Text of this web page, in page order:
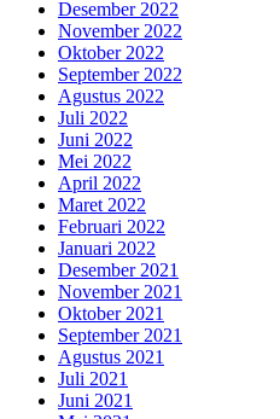
Desember 2022
November 2022
Oktober 2022
September 2022
Agustus 2022
Juli 2022
Juni 2022
Mei 2022
April 2022
Maret 2022
Februari 2022
Januari 2022
Desember 2021
November 2021
Oktober 2021
September 2021
Agustus 2021
Juli 2021
Juni 2021